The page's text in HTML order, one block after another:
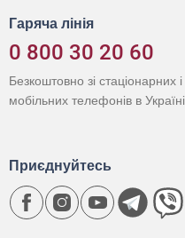
Гаряча лінія
0 800 30 20 60
Безкоштовно зі стаціонарних і
мобільних телефонів в Україні
Приєднуйтесь